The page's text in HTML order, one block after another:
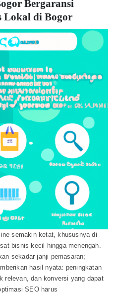
Bergaransi
Lokal di Bogor
semakin ketat, khususnya di
bisnis kecil hingga menengah.
sekadar janji pemasaran;
hasil nyata: peningkatan
relevan, dan konversi yang dapat
SEO harus